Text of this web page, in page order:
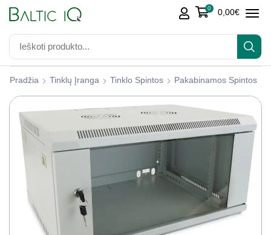
0 0,00€
Pradžia Tinklų Įranga Tinklo Spintos Pakabinamos Spintos